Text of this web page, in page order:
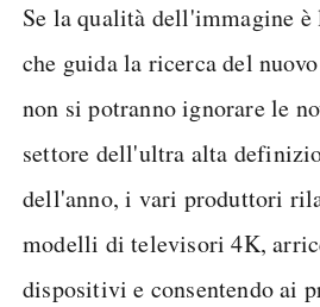
Se la qualità dell'immagine
che guida la ricerca del
non si potranno ignorare le
settore dell'ultra alta
dell'anno, i vari produttori
modelli di televisori 4K,
dispositivi e consentendo ai